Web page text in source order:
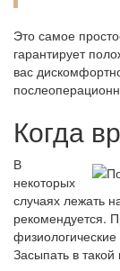
Это самое
гарантирует
вас
Когда
В
некоторых
случаях лежать
рекомендуется.
Засыпать в